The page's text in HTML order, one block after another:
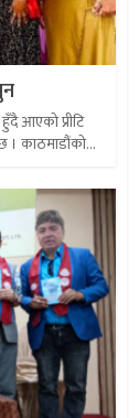
आएको प्रीटि
। काठमाडौंको...